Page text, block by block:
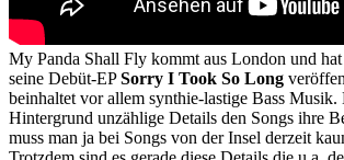
My Panda Shall Fly kommt aus London und hat
seine Debüt-EPSorry I Took So Long
beinhaltet vor allem synthie-lastige Bass Musik.
Hintergrund unzählige Details den Songs ihre
muss man ja bei Songs von der Insel derzeit